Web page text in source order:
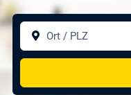
Ort / PLZ
Suchen